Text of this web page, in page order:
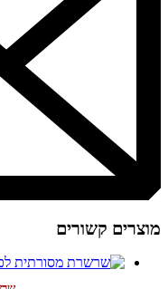
מוצרים קשורים